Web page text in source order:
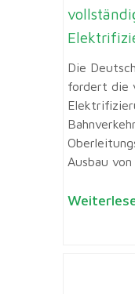
Die
fordert die
Ausbau von